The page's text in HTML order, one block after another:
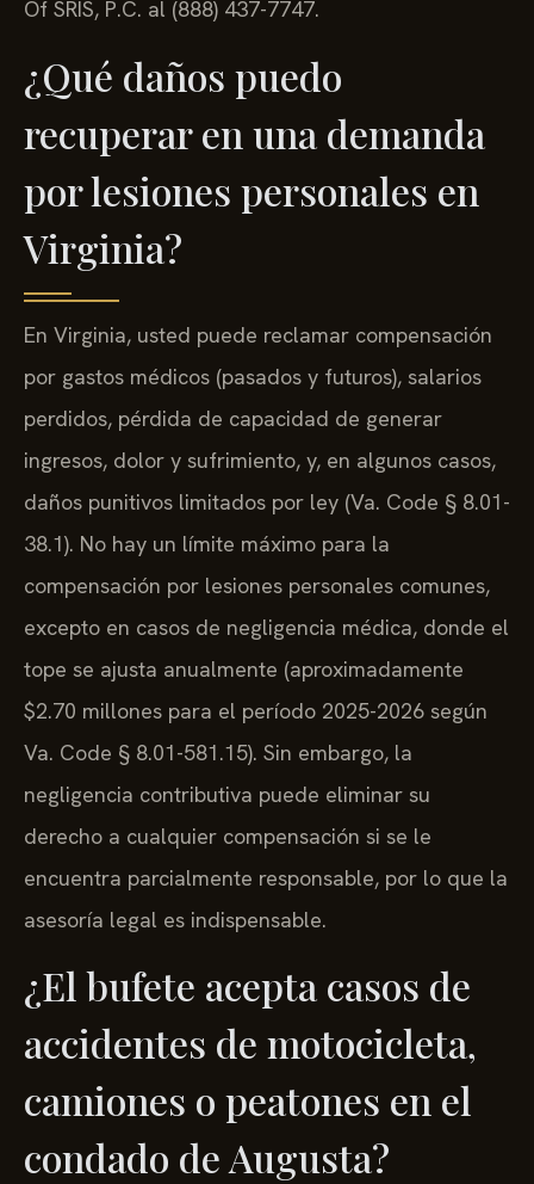
Of SRIS, P.C. al (888) 437-7747.
¿Qué daños puedo
recuperar en una demanda
por lesiones personales en
Virginia?
En Virginia, usted puede reclamar compensación
por gastos médicos (pasados y futuros), salarios
perdidos, pérdida de capacidad de generar
ingresos, dolor y sufrimiento, y, en algunos casos,
daños punitivos limitados por ley (Va. Code § 8.01-
38.1). No hay un límite máximo para la
compensación por lesiones personales comunes,
excepto en casos de negligencia médica, donde el
tope se ajusta anualmente (aproximadamente
$2.70 millones para el período 2025-2026 según
Va. Code § 8.01-581.15). Sin embargo, la
negligencia contributiva puede eliminar su
derecho a cualquier compensación si se le
encuentra parcialmente responsable, por lo que la
asesoría legal es indispensable.
¿El bufete acepta casos de
accidentes de motocicleta,
camiones o peatones en el
condado de Augusta?